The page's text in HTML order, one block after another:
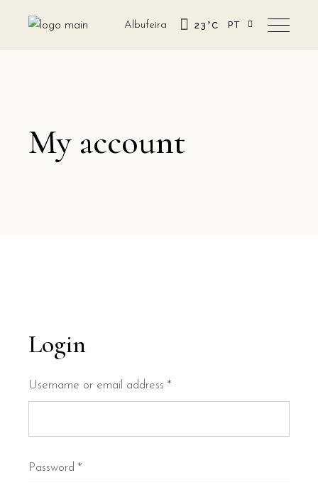
Albufeira 23 °C PT
My account
Login
Username or email address*
Password*